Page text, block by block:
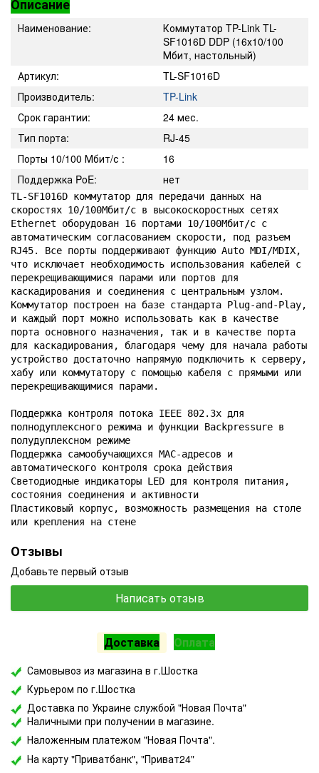
Описание
Наименование:
Коммутатор TP-Link TL-
SF1016D DDP (16х10/100
Мбит, настольный)
Артикул:
TL-SF1016D
Производитель:
TP-Link
Срок гарантии:
24 мес.
Тип порта:
RJ-45
Порты 10/100 Мбит/с :
16
Поддержка PoE:
нет
TL-SF1016D коммутатор для передачи данных на
скоростях 10/100Мбит/с в высокоскоростных сетях
Ethernet оборудован 16 портами 10/100Мбит/с с
автоматическим согласованием скорости, под разъем
RJ45. Все порты поддерживают функцию Auto MDI/MDIX,
что исключает необходимость использования кабелей с
перекрещивающимися парами или портов для
каскадирования и соединения с центральным узлом.
Коммутатор построен на базе стандарта Plug-and-Play,
и каждый порт можно использовать как в качестве
порта основного назначения, так и в качестве порта
для каскадирования, благодаря чему для начала работы
устройство достаточно напрямую подключить к серверу,
хабу или коммутатору с помощью кабеля с прямыми или
перекрещивающимися парами.
Поддержка контроля потока IEEE 802.3x для
полнодуплексного режима и функции Backpressure в
полудуплексном режиме
Поддержка самообучающихся MAC-адресов и
автоматического контроля срока действия
Светодиодные индикаторы LED для контроля питания,
состояния соединения и активности
Пластиковый корпус, возможность размещения на столе
или крепления на стене
Отзывы
Добавьте первый отзыв
Написать отзыв
Доставка Оплата
Самовывоз из магазина в г.Шостка
Курьером по г.Шостка
Доставка по Украине службой "Новая Почта"
Наличными при получении в магазине.
Наложенным платежом "Новая Почта".
На карту "Приватбанк", "Приват24"